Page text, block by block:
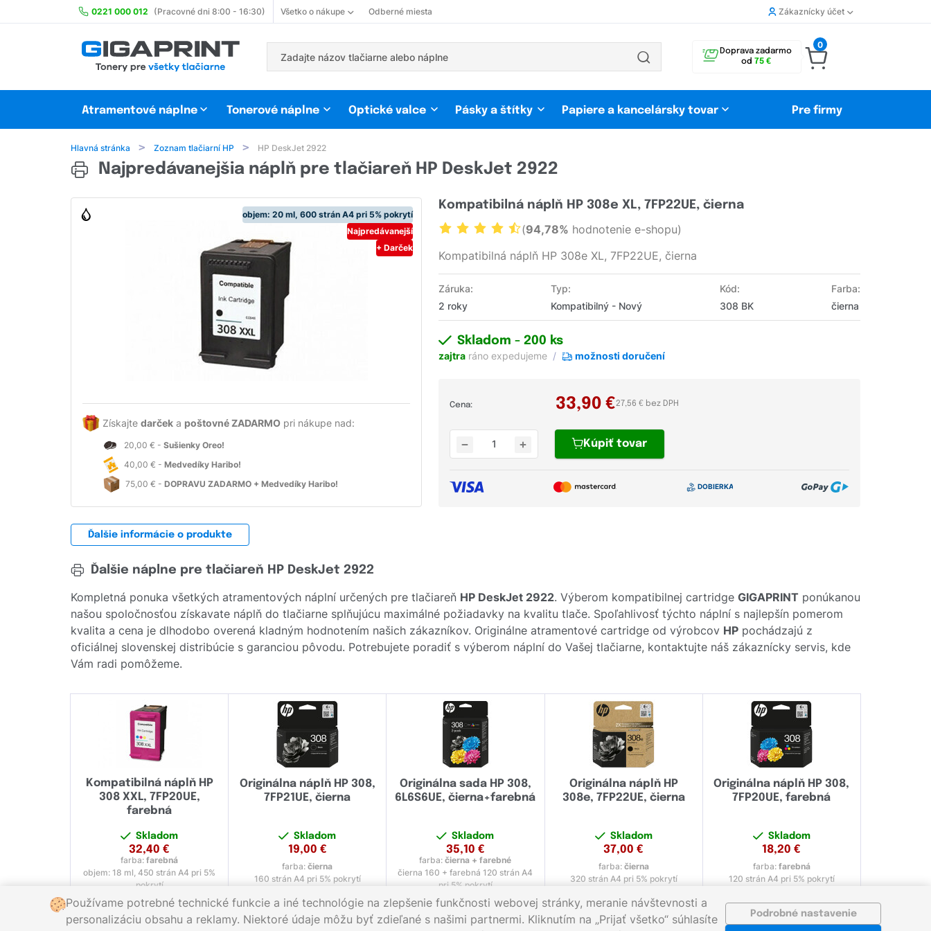
0221 000 012 (Pracovné dni 8:00 - 16:30) Všetko o nákupe Odberné miesta Zákaznícky účet
Doprava zadarmo
od 75 €
0
Atramentové náplne Tonerové náplne Optické valce Pásky a štítky Papiere a kancelársky tovar Pre firmy
Hlavná stránka Zoznam tlačiarní HP HP DeskJet 2922
Najpredávanejšia náplň pre tlačiareň HP DeskJet 2922
objem: 20 ml, 600 strán A4 pri 5% pokrytí
Najpredávanejší
+ Darček
Získajte darček a poštovné ZADARMO pri nákupe nad:
20,00 € - Sušienky Oreo!
40,00 € - Medvedíky Haribo!
75,00 € - DOPRAVU ZADARMO + Medvedíky Haribo!
Kompatibilná náplň HP 308e XL, 7FP22UE, čierna
(94,78% hodnotenie e-shopu)
Kompatibilná náplň HP 308e XL, 7FP22UE, čierna
Záruka:
2 roky
Typ:
Kompatibilný - Nový
Kód:
308 BK
Farba:
čierna
Skladom- 200 ks
zajtra ráno expedujeme možnosti doručení
Cena: 33,90 €27,56 € bez DPH
Kúpiťtovar
Ďalšie informácie o produkte
Ďalšie náplne pre tlačiareň HP DeskJet 2922
Kompletná ponuka všetkých atramentových náplní určených pre tlačiareň HP DeskJet 2922. Výberom kompatibilnej cartridge GIGAPRINT ponúkanou
našou spoločnosťou získavate náplň do tlačiarne splňujúcu maximálné požiadavky na kvalitu tlače. Spoľahlivosť týchto náplní s najlepšín pomerom
kvalita a cena je dlhodobo overená kladným hodnotením našich zákazníkov. Originálne atramentové cartridge od výrobcov HP pochádzajú z
oficiálnej slovenskej distribúcie s garanciou pôvodu. Potrebujete poradiť s výberom náplní do Vašej tlačiarne, kontaktujte náš zákaznícky servis, kde
Vám radi pomôžeme.
Kompatibilná náplň HP
308 XXL, 7FP20UE,
farebná
Skladom
32,40 €
farba:farebná
objem: 18 ml, 450 strán A4 pri 5%
pokrytí
Originálna náplň HP 308,
7FP21UE, čierna
Skladom
19,00 €
farba:čierna
160 strán A4 pri 5% pokrytí
Originálna sada HP 308,
6L6S6UE, čierna+farebná
Skladom
35,10 €
farba:čierna + farebné
čierna 160 + farebná 120 strán A4
pri 5% pokrytí
Originálna náplň HP
308e, 7FP22UE, čierna
Skladom
37,00 €
farba: čierna
320 strán A4 pri 5% pokrytí
Originálna náplň HP 308,
7FP20UE, farebná
Skladom
18,20 €
farba: farebná
120 strán A4 pri 5% pokrytí
Používame potrebné technické funkcie a iné technológie na zlepšenie funkčnosti webovej stránky, meranie návštevnosti a
personalizáciu obsahu a reklamy. Niektoré údaje môžu byť zdieľané s našimi partnermi. Kliknutím na „Prijať všetko“ súhlasíte
Podrobné nastavenie